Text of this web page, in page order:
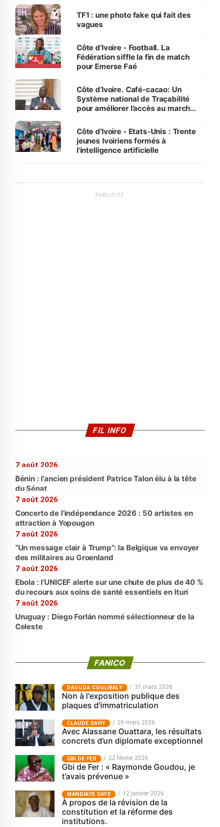
sur la scène internationale »
TF1 : une photo fake qui fait des
vagues
Côte d’Ivoire - Football. La
Fédération siffle la fin de match
pour Emerse Faé
Côte d’Ivoire. Café-cacao: Un
Système national de Traçabilité
pour améliorer l’accès au marché
Côte d'Ivoire - Etats-Unis : Trente
jeunes Ivoiriens formés à
l'intelligence artificielle
PUBLICITÉ
FIL INFO
7 août 2026
Bénin : l'ancien président Patrice Talon élu à la tête
du Sénat
7 août 2026
Concerto de l’indépendance 2026 : 50 artistes en
attraction à Yopougon
7 août 2026
“Un message clair à Trump”: la Belgique va envoyer
des militaires au Groenland
7 août 2026
Ebola : l’UNICEF alerte sur une chute de plus de 40 %
du recours aux soins de santé essentiels en Ituri
7 août 2026
Uruguay : Diego Forlán nommé sélectionneur de la
Celeste
FANICO
‎DAOUDA COULIBALY 31 mars 2026
Non à l'exposition publique des
plaques d'immatriculation
CLAUDE SAHY 26 mars 2026
Avec Alassane Ouattara, les résultats
concrets d’un diplomate exceptionnel
GBI DE FER 22 février 2026
Gbi de Fer : « Raymonde Goudou, je
t’avais prévenue »
MANDIAYE GAYE 12 janvier 2026
À propos de la révision de la
constitution et la réforme des
institutions.